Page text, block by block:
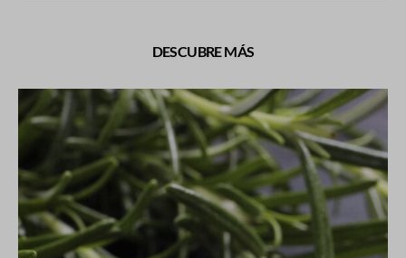
DESCUBRE MÁS